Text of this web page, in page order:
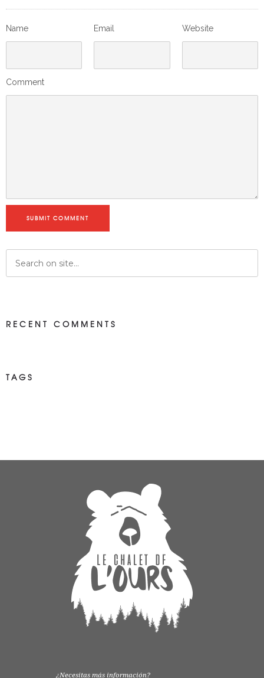
Name Email Website
Comment
SUBMIT COMMENT
RECENT COMMENTS
TAGS
¿Necesitas más información?